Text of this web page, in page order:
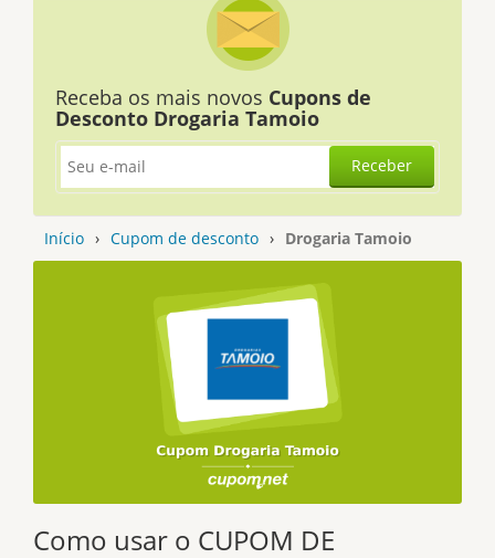
Receba os mais novos Cupons de
Desconto Drogaria Tamoio
Receber
Início › Cupom de desconto › Drogaria Tamoio
Como usar o CUPOM DE